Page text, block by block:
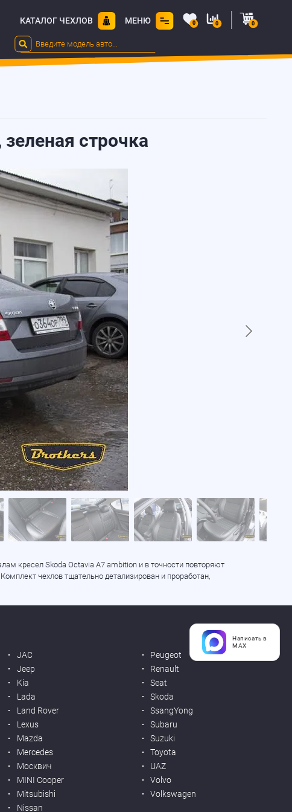
КАТАЛОГ ЧЕХЛОВ МЕНЮ 0 0 0
строчка
кресел Skoda Octavia A7 ambition и в точности повторяют
чехлов тщательно детализирован и проработан,
JAC
Jeep
Kia
Lada
Land Rover
Lexus
Mazda
Mercedes
Москвич
MINI Cooper
Mitsubishi
Nissan
Peugeot
Renault
Seat
Skoda
SsangYong
Subaru
Suzuki
Toyota
UAZ
Volvo
Volkswagen
Написать в
MAX